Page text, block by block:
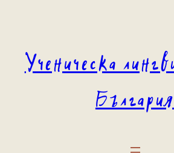
Ученическа